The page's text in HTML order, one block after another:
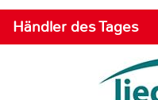
Händler des Tages